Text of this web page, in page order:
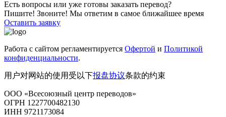
Есть вопросы или уже готовы заказать перевод?
Пишите! Звоните! Мы ответим в самое ближайшее время
Оставить заявку
Работа с сайтом регламентируется Офертой и Политикой
конфиденциальности.
用户对网站的使用受以下报盘协议条款的约束
ООО «Всесоюзный центр переводов»
ОГРН 1227700482130
ИНН 9721173084